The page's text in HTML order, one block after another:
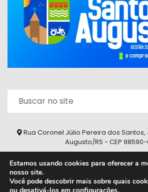
Rua Coronel Júlio Pereira dos Santos,
Augusto/RS - CEP
Estamos usando cookies para oferecer a
nosso site.
Você pode descobrir mais sobre quais